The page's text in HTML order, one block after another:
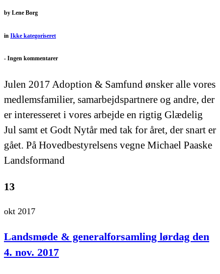
by Lene Borg
in Ikke kategoriseret
- Ingen kommentarer
Julen 2017 Adoption & Samfund ønsker alle vores
medlemsfamilier, samarbejdspartnere og andre, der
er interesseret i vores arbejde en rigtig Glædelig
Jul samt et Godt Nytår med tak for året, der snart er
gået. På Hovedbestyrelsens vegne Michael Paaske
Landsformand
13
okt 2017
Landsmøde & generalforsamling lørdag den
4. nov. 2017